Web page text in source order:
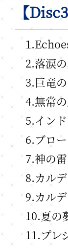
【Disc3
2.落涙
3.巨竜
4.無常
5.イン
6.ブロ
7.神の雷
8.カル
9.カル
10.夏の
11.プレ